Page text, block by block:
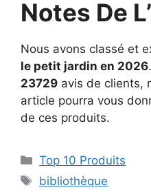
Notes De
Nous avons classé et
le petit jardin en 2026
23729 avis de clients,
article pourra vous
de ces produits.
Top 10 Produits
bibliothèque